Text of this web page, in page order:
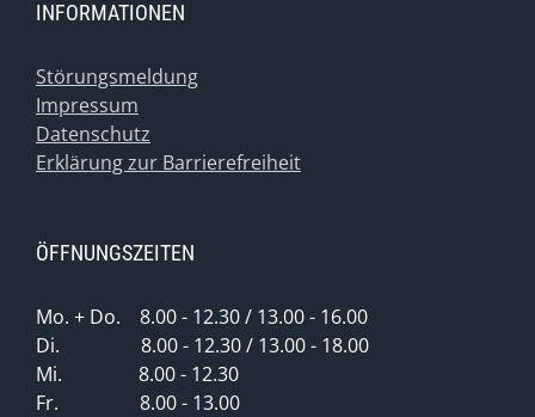
INFORMATIONEN
Störungsmeldung
Impressum
Datenschutz
Erklärung zur Barrierefreiheit
ÖFFNUNGSZEITEN
Mo. + Do. 8.00 - 12.30 / 13.00 - 16.00
Di. 8.00 - 12.30 / 13.00 - 18.00
Mi. 8.00 - 12.30
Fr. 8.00 - 13.00